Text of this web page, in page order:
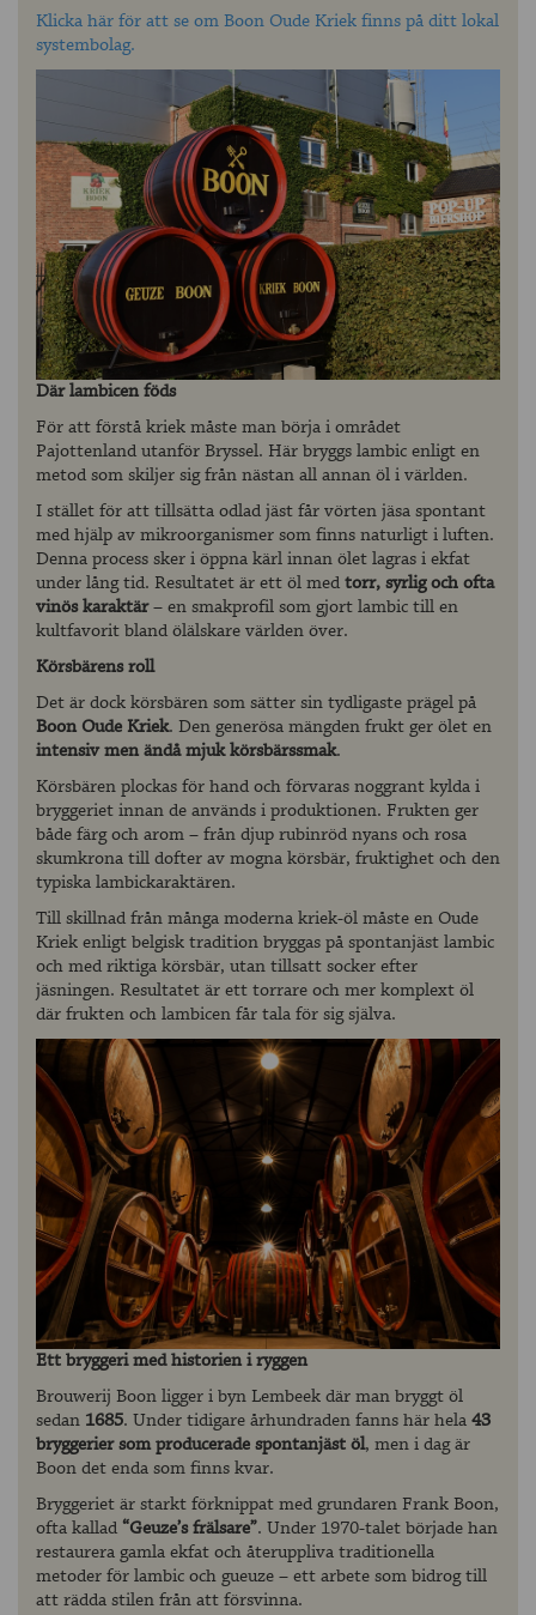
Klicka här för att se om Boon Oude Kriek finns på ditt lokal
systembolag.
Där lambicen föds
För att förstå kriek måste man börja i området
Pajottenland utanför Bryssel. Här bryggs lambic enligt en
metod som skiljer sig från nästan all annan öl i världen.
I stället för att tillsätta odlad jäst får vörten jäsa spontant
med hjälp av mikroorganismer som finns naturligt i luften.
Denna process sker i öppna kärl innan ölet lagras i ekfat
under lång tid. Resultatet är ett öl medtorr, syrlig och ofta
vinös karaktär– en smakprofil som gjort lambic till en
kultfavorit bland ölälskare världen över.
Körsbärens roll
Det är dock körsbären som sätter sin tydligaste prägel på
Boon Oude Kriek. Den generösa mängden frukt ger ölet en
intensiv men ändå mjuk körsbärssmak.
Körsbären plockas för hand och förvaras noggrant kylda i
bryggeriet innan de används i produktionen. Frukten ger
både färg och arom – från djup rubinröd nyans och rosa
skumkrona till dofter av mogna körsbär, fruktighet och den
typiska lambickaraktären.
Till skillnad från många moderna kriek-öl måste en Oude
Kriek enligt belgisk tradition bryggas på spontanjäst lambic
och med riktiga körsbär, utan tillsatt socker efter
jäsningen. Resultatet är ett torrare och mer komplext öl
där frukten och lambicen får tala för sig själva.
Ett bryggeri med historien i ryggen
Brouwerij Boon ligger i byn Lembeek där man bryggt öl
sedan 1685. Under tidigare århundraden fanns här hela43
bryggerier som producerade spontanjäst öl, men i dag är
Boon det enda som finns kvar.
Bryggeriet är starkt förknippat med grundaren Frank Boon,
ofta kallad“Geuze’s frälsare”. Under 1970-talet började han
restaurera gamla ekfat och återuppliva traditionella
metoder för lambic och gueuze – ett arbete som bidrog till
att rädda stilen från att försvinna.